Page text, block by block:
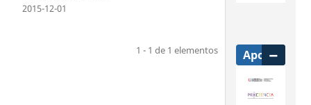
2015-12-01
1 - 1 de 1 elementos Apoya